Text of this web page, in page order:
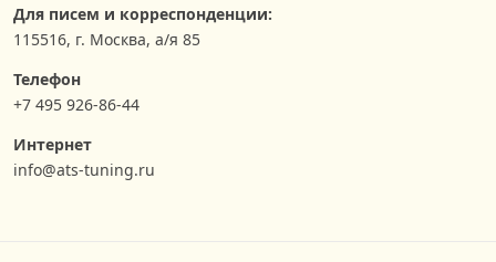
Для писем и корреспонденции:
115516, г. Москва, а/я 85
Телефон
+7 495 926-86-44
Интернет
info@ats-tuning.ru